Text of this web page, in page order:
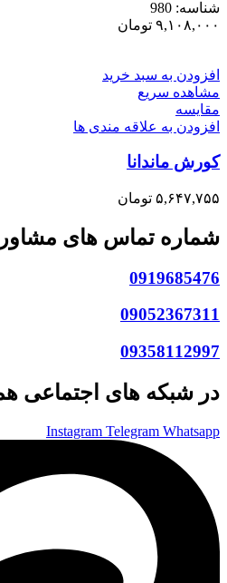
شناسه: 980
۹,۱۰۸,۰۰۰ تومان
افزودن به سبد خرید
مشاهده سریع
مقایسه
افزودن به علاقه مندی ها
کورش ماندانا
۵,۶۴۷,۷۵۵ تومان
شماره تماس های
0919685476
09052367311
09358112997
در شبکه های اجتماعی
Instagram Telegram Whatsapp